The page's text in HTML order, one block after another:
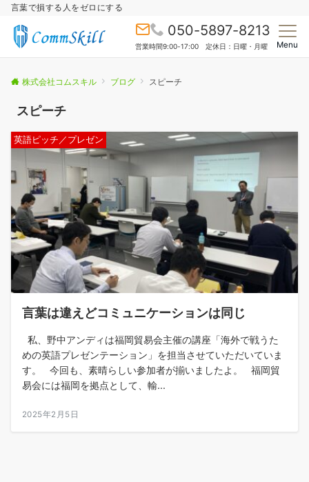
言葉で損する人をゼロにする
050-5897-8213
営業時間9:00-17:00 定休日：日曜・月曜 Menu
株式会社コムスキル ブログ スピーチ
スピーチ
英語ピッチ／プレゼン
言葉は違えどコミュニケーションは同じ
私、野中アンディは福岡貿易会主催の講座「海外で戦うた
めの英語プレゼンテーション」を担当させていただいていま
す。 今回も、素晴らしい参加者が揃いましたよ。 福岡貿
易会には福岡を拠点として、輸...
2025年2月5日